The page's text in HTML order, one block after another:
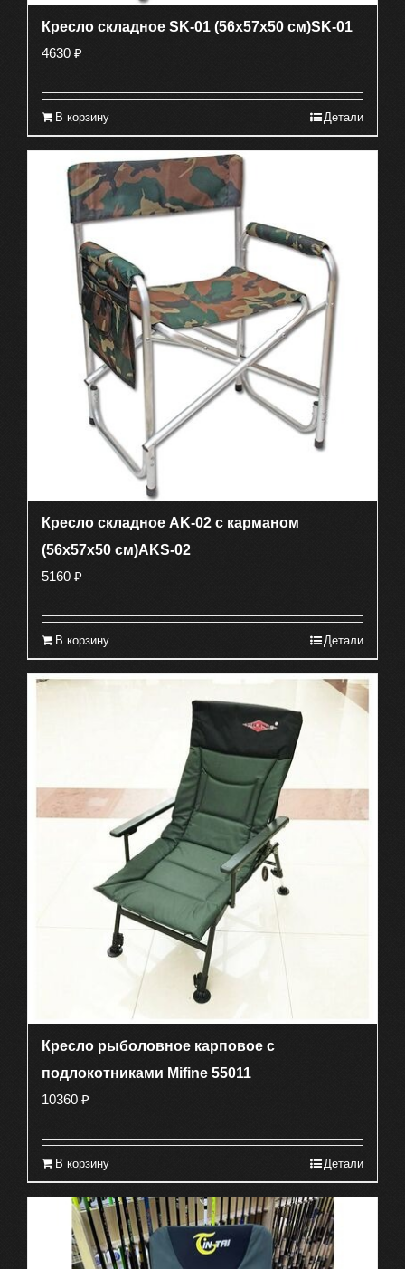
Кресло складное SK-01 (56х57х50 см)SK-01
4630 ₽
В корзину Детали
Кресло складное AK-02 с карманом
(56х57х50 см)AKS-02
5160 ₽
В корзину Детали
Кресло рыболовное карповое с
подлокотниками Mifine 55011
10360 ₽
В корзину Детали